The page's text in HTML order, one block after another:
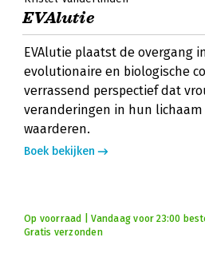
EVAlutie
EVAlutie plaatst de overgang
evolutionaire en biologische
verrassend perspectief dat
veranderingen in hun
waarderen.
Boek bekijken
Op voorraad | Vandaag voor 23:00
Gratis verzonden